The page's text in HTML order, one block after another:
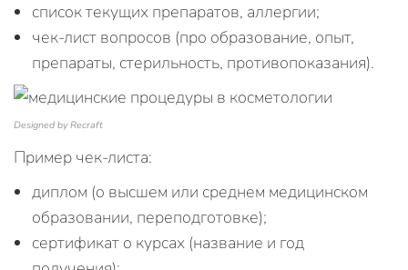
список текущих препаратов, аллергии;
чек‑лист вопросов (про образование, опыт,
препараты, стерильность, противопоказания).
Designed by Recraft
Пример чек-листа:
диплом (о высшем или среднем медицинском
образовании, переподготовке);
сертификат о курсах (название и год